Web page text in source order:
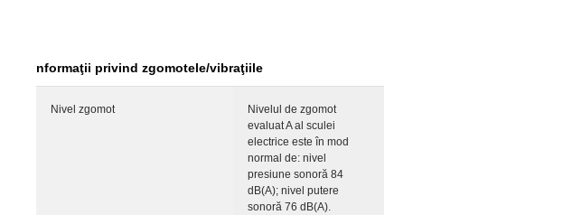
nformaţii privind zgomotele/vibraţiile
Nivel zgomot
Nivelul de zgomot
evaluat A al sculei
electrice este în mod
normal de: nivel
presiune sonoră 84
dB(A); nivel putere
sonoră 76 dB(A).